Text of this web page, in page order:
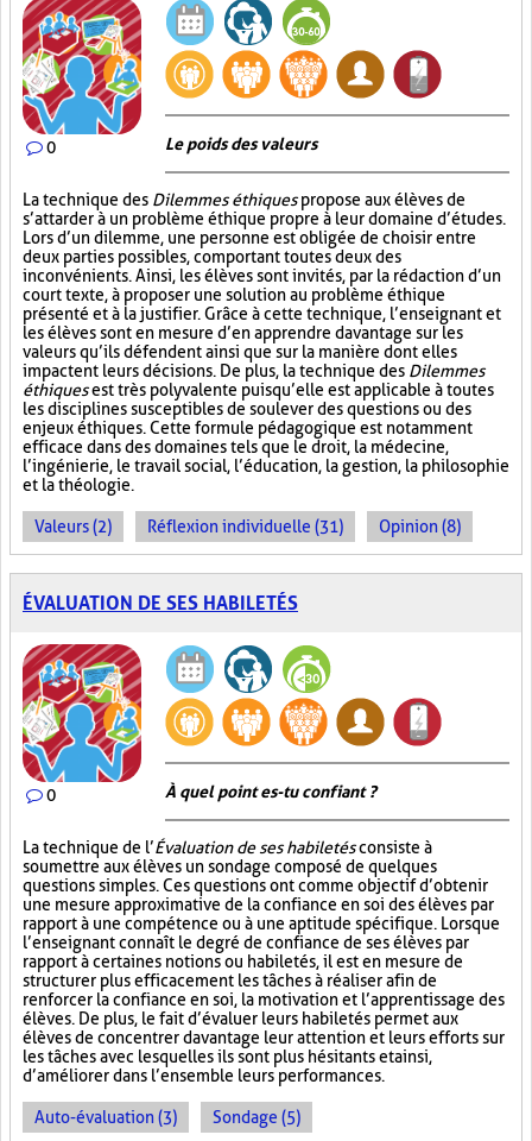
0 Le poids des valeurs
La technique des Dilemmes éthiquespropose aux élèves de
s’attarder à un problème éthique propre à leur domaine d’études.
Lors d’un dilemme, une personne est obligée de choisir entre
deux parties possibles, comportant toutes deux des
inconvénients. Ainsi, les élèves sont invités, par la rédaction d’un
court texte, à proposer une solution au problème éthique
présenté et à la justifier. Grâce à cette technique, l’enseignant et
les élèves sont en mesure d’en apprendre davantage sur les
valeurs qu’ils défendent ainsi que sur la manière dont elles
impactent leurs décisions. De plus, la technique des Dilemmes
éthiquesest très polyvalente puisqu’elle est applicable à toutes
les disciplines susceptibles de soulever des questions ou des
enjeux éthiques. Cette formule pédagogique est notamment
efficace dans des domaines tels que le droit, la médecine,
l’ingénierie, le travail social, l’éducation, la gestion, la philosophie
et la théologie.
Valeurs (2) Réflexion individuelle (31) Opinion (8)
ÉVALUATION DE SES HABILETÉS
0 À quel point es-tu confiant ?
La technique de l’Évaluation de ses habiletésconsiste à
soumettre aux élèves un sondage composé de quelques
questions simples. Ces questions ont comme objectif d’obtenir
une mesure approximative de la confiance en soi des élèves par
rapport à une compétence ou à une aptitude spécifique. Lorsque
l’enseignant connaît le degré de confiance de ses élèves par
rapport à certaines notions ou habiletés, il est en mesure de
structurer plus efficacement les tâches à réaliser afin de
renforcer la confiance en soi, la motivation et l’apprentissage des
élèves. De plus, le fait d’évaluer leurs habiletés permet aux
élèves de concentrer davantage leur attention et leurs efforts sur
les tâches avec lesquelles ils sont plus hésitants et ainsi,
d’améliorer dans l’ensemble leurs performances.
Auto-évaluation (3) Sondage (5)